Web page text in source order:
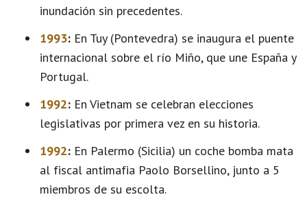
inundación sin precedentes.
1993: En Tuy (Pontevedra) se inaugura el puente
internacional sobre el río Miño, que une España y
Portugal.
1992: En Vietnam se celebran elecciones
legislativas por primera vez en su historia.
1992: En Palermo (Sicilia) un coche bomba mata
al fiscal antimafia Paolo Borsellino, junto a 5
miembros de su escolta.